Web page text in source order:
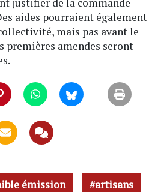
aides pourraient également
mais pas avant le
premières amendes seront
émission artisans